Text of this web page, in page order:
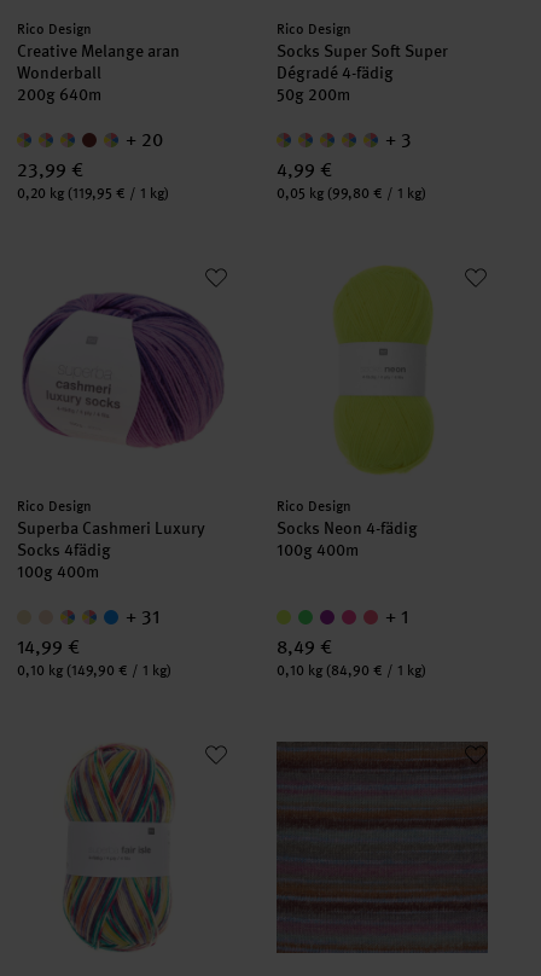
Hersteller:
Rico Design
Creative Melange aran
Wonderball
200g 640m
+ 20
23,99 €
Inhalt:
0,20 kg (119,95 € / 1 kg)
Hersteller:
Rico Design
Socks Super Soft Super
Dégradé 4-fädig
50g 200m
+ 3
4,99 €
Inhalt:
0,05 kg (99,80 € / 1 kg)
Superba Cashmeri Luxury Socks 4fädig
Hersteller:
Rico Design
Superba Cashmeri Luxury
Socks 4fädig
100g 400m
+ 31
14,99 €
Inhalt:
0,10 kg (149,90 € / 1 kg)
Socks Neon 4-fädig
Hersteller:
Rico Design
Socks Neon 4-fädig
100g 400m
+ 1
8,49 €
Inhalt:
0,10 kg (84,90 € / 1 kg)
Superba Fair Isle 4-fädig Creative Melange Glitz chunky